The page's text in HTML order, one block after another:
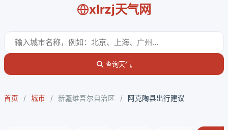
xlrzj天气网
查询天气
首页 / 城市 / 新疆维吾尔自治区 / 阿克陶县出行建议